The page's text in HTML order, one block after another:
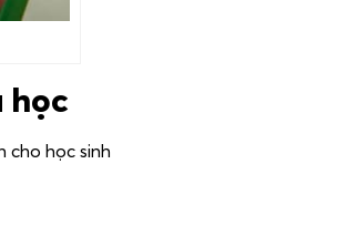
học
cho học sinh